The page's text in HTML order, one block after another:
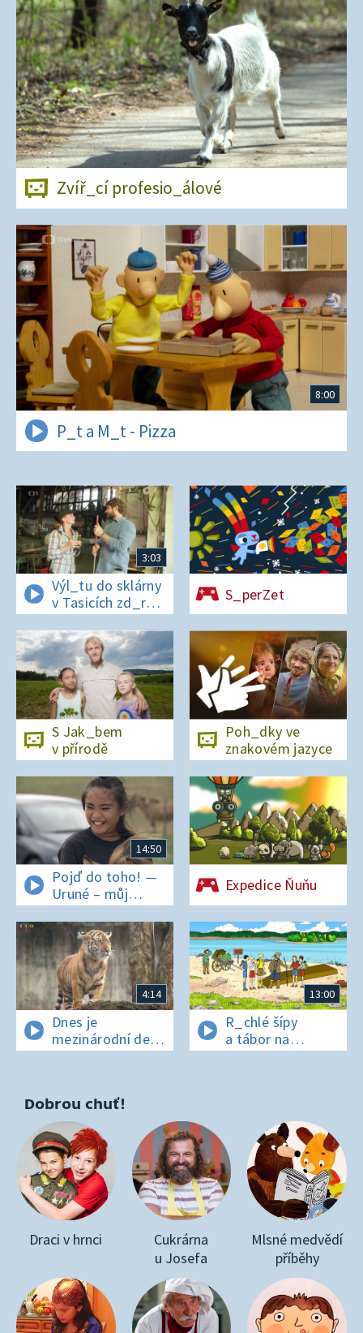
Zvíř_cí profesio_álové
8:00
P_t a M_t - Pizza
3:03
Výl_tu do sklárny
v Tasicích zd_r
a Čern_bílovi
zm_r!
S_perZet
S Jak_bem
v přírodě
Poh_dky ve
znakovém jazyce
14:50
Pojď do toho! —
Uruné – můj
horský koník
Expedice Ňuňu
4:14
Dnes je
mezinárodní den
t_grů
13:00
R_chlé šípy
a tábor na
os_rově
Dobrou chuť!
Draci v hrnci
Cukrárna
u Josefa
Mlsné medvědí
příběhy